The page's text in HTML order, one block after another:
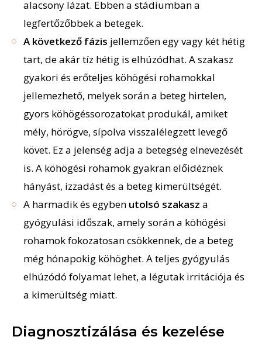
alacsony lázat. Ebben a stádiumban a
legfertőzőbbek a betegek.
A következő fázis jellemzően egy vagy két hétig
tart, de akár tíz hétig is elhúzódhat. A szakasz
gyakori és erőteljes köhögési rohamokkal
jellemezhető, melyek során a beteg hirtelen,
gyors köhögéssorozatokat produkál, amiket
mély, hörögve, sípolva visszalélegzett levegő
követ. Ez a jelenség adja a betegség elnevezését
is. A köhögési rohamok gyakran előidéznek
hányást, izzadást és a beteg kimerültségét.
A harmadik és egyben utolsó szakasz a
gyógyulási időszak, amely során a köhögési
rohamok fokozatosan csökkennek, de a beteg
még hónapokig köhöghet. A teljes gyógyulás
elhúzódó folyamat lehet, a légutak irritációja és
a kimerültség miatt.
Diagnosztizálása és kezelése